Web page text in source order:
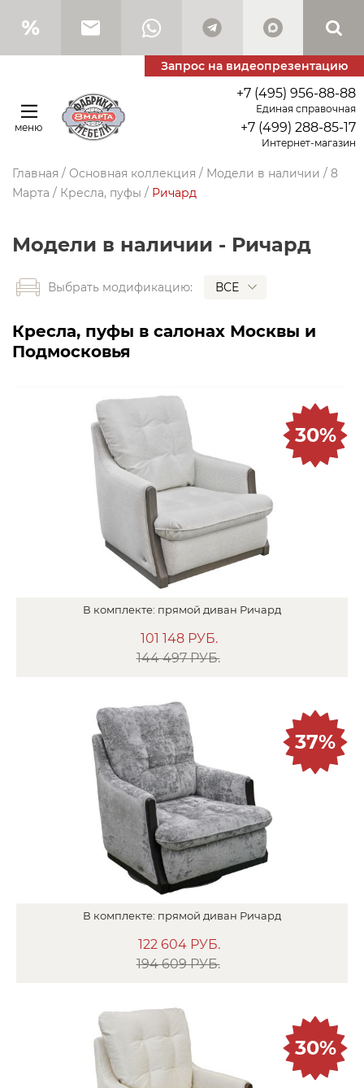
Запрос на видеопрезентацию
меню
+7 (495) 956-88-88
Единая справочная
+7 (499) 288-85-17
Интернет-магазин
Главная / Основная коллекция / Модели в наличии / 8
Марта / Кресла, пуфы / Ричард
Модели в наличии - Ричард
Выбрать модификацию: ВСЕ
Кресла, пуфы в салонах Москвы и
Подмосковья
В комплекте: прямой диван Ричард
101 148 РУБ.
144 497 РУБ.
30%
В комплекте: прямой диван Ричард
122 604 РУБ.
194 609 РУБ.
37%
30%